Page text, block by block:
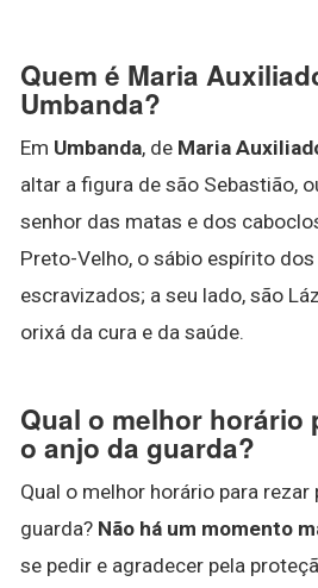
Quem é Maria
Umbanda?
Em Umbanda, de Maria
altar a figura de são Sebastião,
senhor das matas e dos
Preto-Velho, o sábio espírito
escravizados; a seu lado, são
orixá da cura e da saúde.
Qual o melhor horário
o anjo da guarda?
Qual o melhor horário para rezar
guarda? Não há um momento
se pedir e agradecer pela